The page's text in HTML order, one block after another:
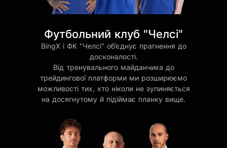
Футбольний клуб "Челсі"
BingX і ФК "Челсі" об’єднує прагнення до
досконалості.
Від тренувального майданчика до
трейдингової платформи ми розширюємо
можливості тих, хто ніколи не зупиняється
на досягнутому й підіймає планку вище.